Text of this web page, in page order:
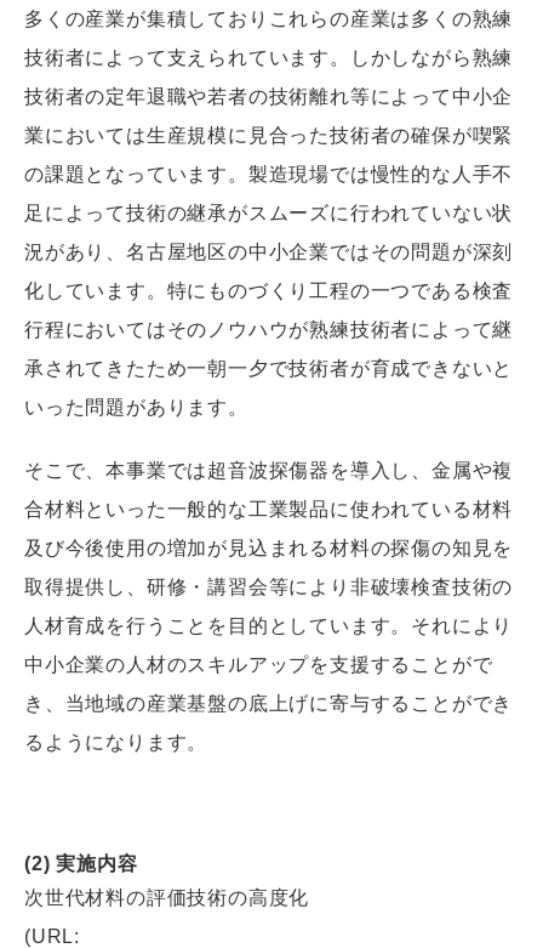
多くの産業が集積しておりこれらの産業は多くの熟練
技術者によって支えられています。しかしながら熟練
技術者の定年退職や若者の技術離れ等によって中小企
業においては生産規模に見合った技術者の確保が喫緊
の課題となっています。製造現場では慢性的な人手不
足によって技術の継承がスムーズに行われていない状
況があり、名古屋地区の中小企業ではその問題が深刻
化しています。特にものづくり工程の一つである検査
行程においてはそのノウハウが熟練技術者によって継
承されてきたため一朝一夕で技術者が育成できないと
いった問題があります。
そこで、本事業では超音波探傷器を導入し、金属や複
合材料といった一般的な工業製品に使われている材料
及び今後使用の増加が見込まれる材料の探傷の知見を
取得提供し、研修・講習会等により非破壊検査技術の
人材育成を行うことを目的としています。それにより
中小企業の人材のスキルアップを支援することがで
き、当地域の産業基盤の底上げに寄与することができ
るようになります。
(2) 実施内容
次世代材料の評価技術の高度化
(URL: